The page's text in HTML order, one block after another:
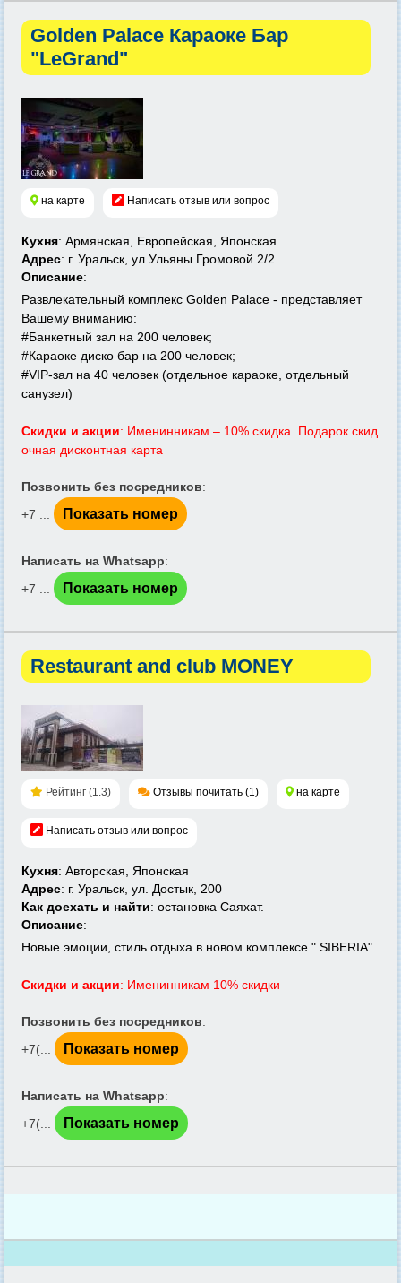
Golden Palace Караоке Бар
"LeGrand"
на карте Написать отзыв или вопрос
Кухня: Армянская, Европейская, Японская
Адрес: г. Уральск, ул.Ульяны Громовой 2/2
Описание:
Развлекательный комплекс Golden Palace - представляет
Вашему вниманию:
#Банкетный зал на 200 человек;
#Караоке диско бар на 200 человек;
#VIP-зал на 40 человек (отдельное караоке, отдельный
санузел)
Скидки и акции: Именинникам – 10% скидка. Подарок скид
очная дисконтная карта
Позвонить без посредников:
+7 ...
Показать номер
Написать на Whatsapp:
+7 ...
Показать номер
Restaurant and club МОNEY
Рейтинг (1.3) Отзывы почитать (1) на карте
Написать отзыв или вопрос
Кухня: Авторская, Японская
Адрес: г. Уральск, ул. Достык, 200
Как доехать и найти: остановка Саяхат.
Описание:
Новые эмоции, стиль отдыха в новом комплексе " SIBERIA"
Скидки и акции: Именинникам 10% скидки
Позвонить без посредников:
+7(...
Показать номер
Написать на Whatsapp:
+7(...
Показать номер